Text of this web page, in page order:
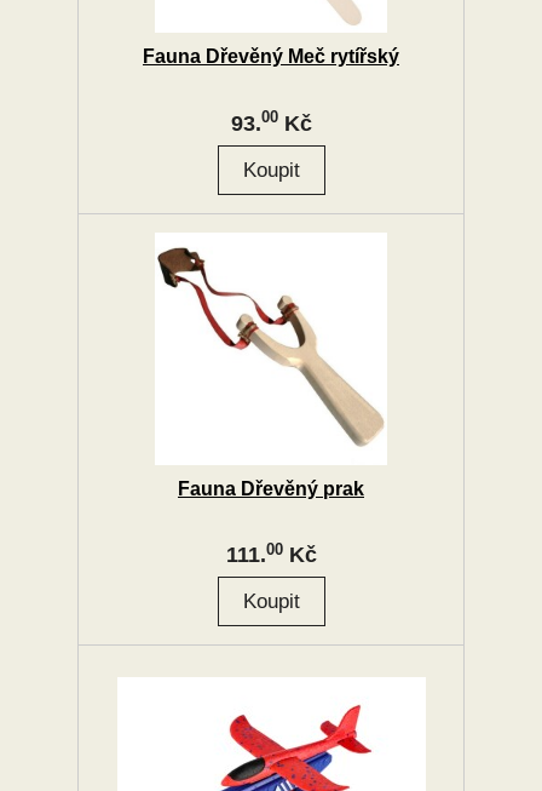
Fauna Dřevěný Meč rytířský
93.00Kč
Fauna Dřevěný prak
111.00Kč